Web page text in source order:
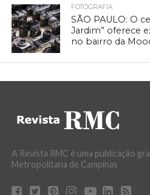
FOTOGRAFIA
SÃO PAULO: O
Jardim” oferece
no bairro da
A Revista RMC é uma publicação
Metropolitana de Campinas